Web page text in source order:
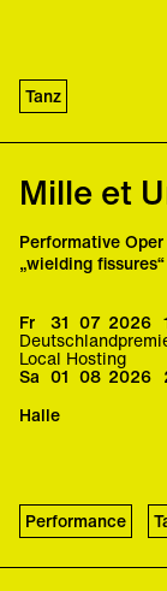
Grafikdesign
Peyman
Sound Mastering
Florian von
Tanz
Mille et
Performative
„wielding fissures“
Fr 31 07 2026
Local Hosting
Sa 01 08 2026
Halle
Performance